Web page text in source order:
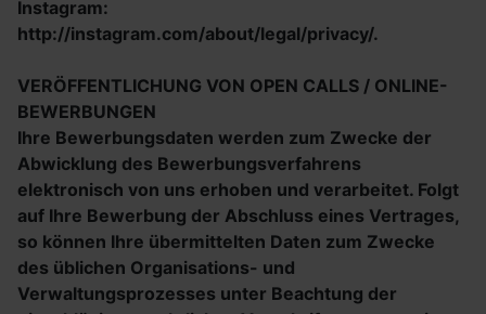
Instagram:
http://instagram.com/about/legal/privacy/.
VERÖFFENTLICHUNG VON OPEN CALLS / ONLINE-
BEWERBUNGEN
Ihre Bewerbungsdaten werden zum Zwecke der
Abwicklung des Bewerbungsverfahrens
elektronisch von uns erhoben und verarbeitet. Folgt
auf Ihre Bewerbung der Abschluss eines Vertrages,
so können Ihre übermittelten Daten zum Zwecke
des üblichen Organisations- und
Verwaltungsprozesses unter Beachtung der